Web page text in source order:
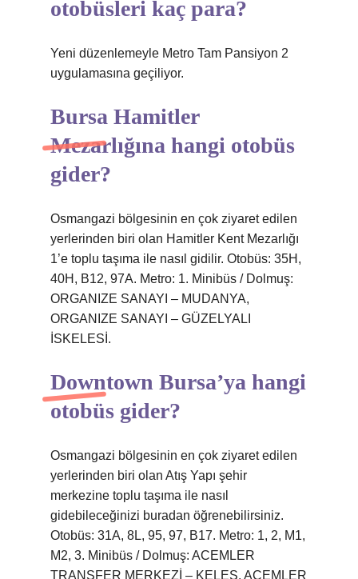
otobüsleri kaç para?
Yeni düzenlemeyle Metro Tam Pansiyon 2
uygulamasına geçiliyor.
Bursa Hamitler
Mezarlığına hangi otobüs
gider?
Osmangazi bölgesinin en çok ziyaret edilen
yerlerinden biri olan Hamitler Kent Mezarlığı
1’e toplu taşıma ile nasıl gidilir. Otobüs: 35H,
40H, B12, 97A. Metro: 1. Minibüs / Dolmuş:
ORGANIZE SANAYI – MUDANYA,
ORGANIZE SANAYI – GÜZELYALI
İSKELESİ.
Downtown Bursa’ya hangi
otobüs gider?
Osmangazi bölgesinin en çok ziyaret edilen
yerlerinden biri olan Atış Yapı şehir
merkezine toplu taşıma ile nasıl
gidebileceğinizi buradan öğrenebilirsiniz.
Otobüs: 31A, 8L, 95, 97, B17. Metro: 1, 2, M1,
M2, 3. Minibüs / Dolmuş: ACEMLER
TRANSFER MERKEZİ – KELES, ACEMLER